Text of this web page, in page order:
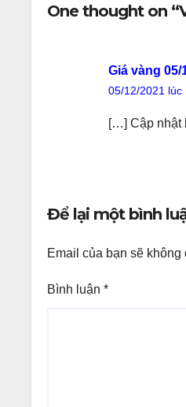
One thought on
Giá vàng
05/12/2021 lúc
[…] Cập nhật
Để lại một bình
Email của bạn sẽ
Bình luận *